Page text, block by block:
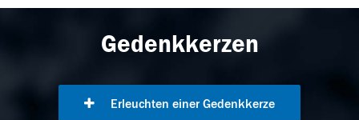
Gedenkkerzen
Erleuchten einer Gedenkkerze